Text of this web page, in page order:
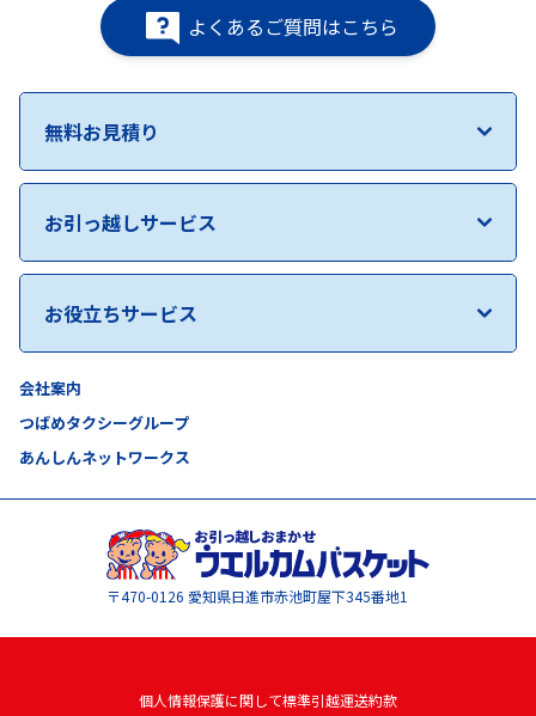
よくあるご質問はこちら
無料お見積り
お引っ越しサービス
お役立ちサービス
会社案内
つばめタクシーグループ
あんしんネットワークス
〒470-0126 愛知県日進市赤池町屋下345番地1
個人情報保護に関して標準引越運送約款